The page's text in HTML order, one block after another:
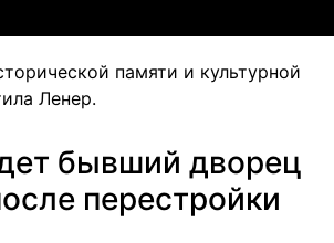
памяти и культурной
Ленер.
бывший дворец
перестройки